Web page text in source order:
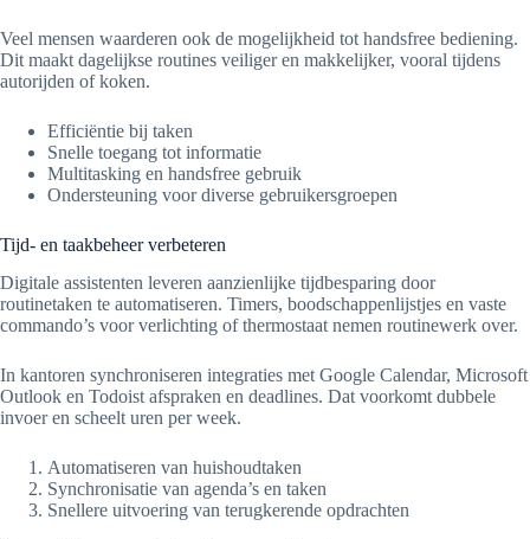
Veel mensen waarderen ook de mogelijkheid tot handsfree bediening.
Dit maakt dagelijkse routines veiliger en makkelijker, vooral tijdens
autorijden of koken.
Efficiëntie bij taken
Snelle toegang tot informatie
Multitasking en handsfree gebruik
Ondersteuning voor diverse gebruikersgroepen
Tijd- en taakbeheer verbeteren
Digitale assistenten leveren aanzienlijke tijdbesparing door
routinetaken te automatiseren. Timers, boodschappenlijstjes en vaste
commando’s voor verlichting of thermostaat nemen routinewerk over.
In kantoren synchroniseren integraties met Google Calendar, Microsoft
Outlook en Todoist afspraken en deadlines. Dat voorkomt dubbele
invoer en scheelt uren per week.
Automatiseren van huishoudtaken
Synchronisatie van agenda’s en taken
Snellere uitvoering van terugkerende opdrachten